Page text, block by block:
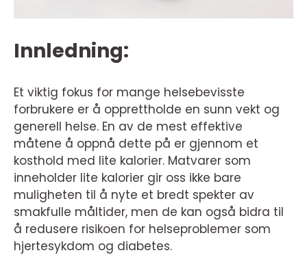
Innledning:
Et viktig fokus for mange helsebevisste
forbrukere er å opprettholde en sunn vekt og
generell helse. En av de mest effektive
måtene å oppnå dette på er gjennom et
kosthold med lite kalorier. Matvarer som
inneholder lite kalorier gir oss ikke bare
muligheten til å nyte et bredt spekter av
smakfulle måltider, men de kan også bidra til
å redusere risikoen for helseproblemer som
hjertesykdom og diabetes.